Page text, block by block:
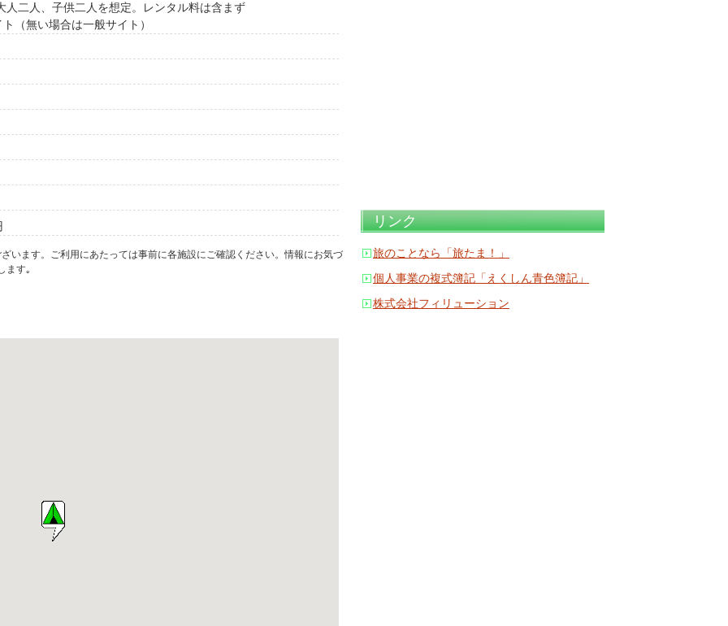
人二人、子供二人を想定。レンタル料は含まず
（無い場合は一般サイト）
います。ご利用にあたっては事前に各施設にご確認ください。情報にお気づ
ます｡
リンク
旅のことなら「旅たま！」
個人事業の複式簿記「えくしん青色簿記」
株式会社フィリューション